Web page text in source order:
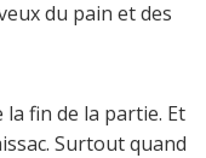
du pain et des
fin de la partie. Et
Surtout quand